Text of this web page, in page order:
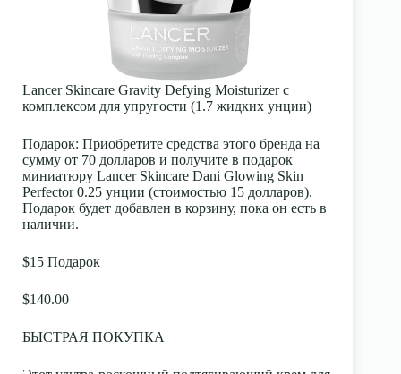
Lancer Skincare Gravity Defying Moisturizer с
комплексом для упругости (1.7 жидких унции)
Подарок: Приобретите средства этого бренда на
сумму от 70 долларов и получите в подарок
миниатюру Lancer Skincare Dani Glowing Skin
Perfector 0.25 унции (стоимостью 15 долларов).
Подарок будет добавлен в корзину, пока он есть в
наличии.
$15 Подарок
$140.00
БЫСТРАЯ ПОКУПКА